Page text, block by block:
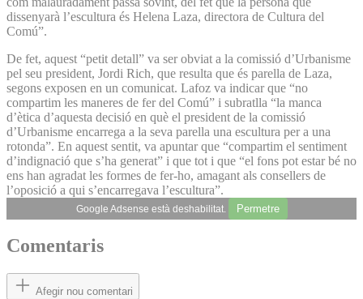
dissenyarà l’escultura és Helena Laza, directora de Cultura del
Comú”.
De fet, aquest “petit detall” va ser obviat a la comissió d’Urbanisme
pel seu president, Jordi Rich, que resulta que és parella de Laza,
segons exposen en un comunicat. Lafoz va indicar que “no
compartim les maneres de fer del Comú” i subratlla “la manca
d’ètica d’aquesta decisió en què el president de la comissió
d’Urbanisme encarrega a la seva parella una escultura per a una
rotonda”. En aquest sentit, va apuntar que “compartim el sentiment
d’indignació que s’ha generat” i que tot i que “el fons pot estar bé no
ens han agradat les formes de fer-ho, amagant als consellers de
l’oposició a qui s’encarregava l’escultura”.
Google Adsense està deshabilitat. Permetre
Comentaris
Afegir nou comentari